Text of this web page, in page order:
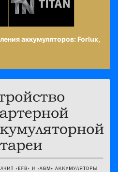
аккумуляторов: Forlux,